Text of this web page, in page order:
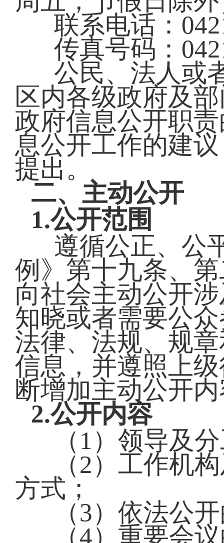
联系电话：
传真号码：
公民、法人或
区内各级政府及
政府信息公开职
息公开工作的建
提出。
二、主动公开
1.公开范围
遵循公正、公
例》第十九条、
向社会主动公开
知晓或者需要公
法律、法规、规
信息，并遵照上
断增加主动公开
2.公开内容
（1）领导及
（2）工作机
方式；
（3）依法公
（4）重要会